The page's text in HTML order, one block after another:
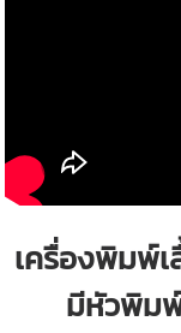
เครื่องพิมพ์
มีหัวพิม